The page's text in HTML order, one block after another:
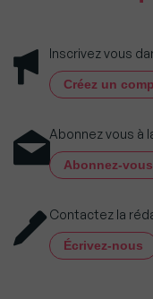
Inscrivez vous
Créez un
Abonnez vous à
Abonnez-vous
Contactez la
Écrivez-nous